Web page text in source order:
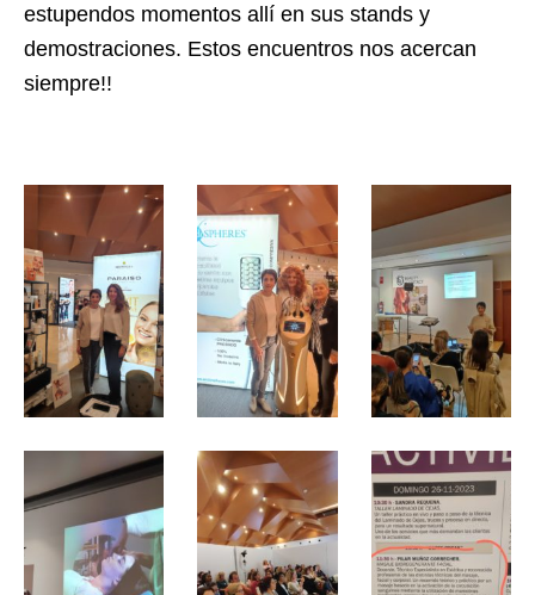
estupendos momentos allí en sus stands y
demostraciones. Estos encuentros nos acercan
siempre!!